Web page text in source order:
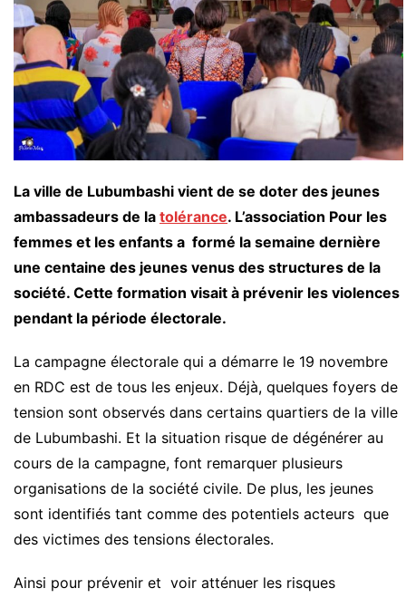
La ville de Lubumbashi vient de se doter des jeunes
ambassadeurs de la tolérance. L’association Pour les
femmes et les enfants a formé la semaine dernière
une centaine des jeunes venus des structures de la
société. Cette formation visait à prévenir les violences
pendant la période électorale.
La campagne électorale qui a démarre le 19 novembre
en RDC est de tous les enjeux. Déjà, quelques foyers de
tension sont observés dans certains quartiers de la ville
de Lubumbashi. Et la situation risque de dégénérer au
cours de la campagne, font remarquer plusieurs
organisations de la société civile. De plus, les jeunes
sont identifiés tant comme des potentiels acteurs que
des victimes des tensions électorales.
Ainsi pour prévenir et voir atténuer les risques